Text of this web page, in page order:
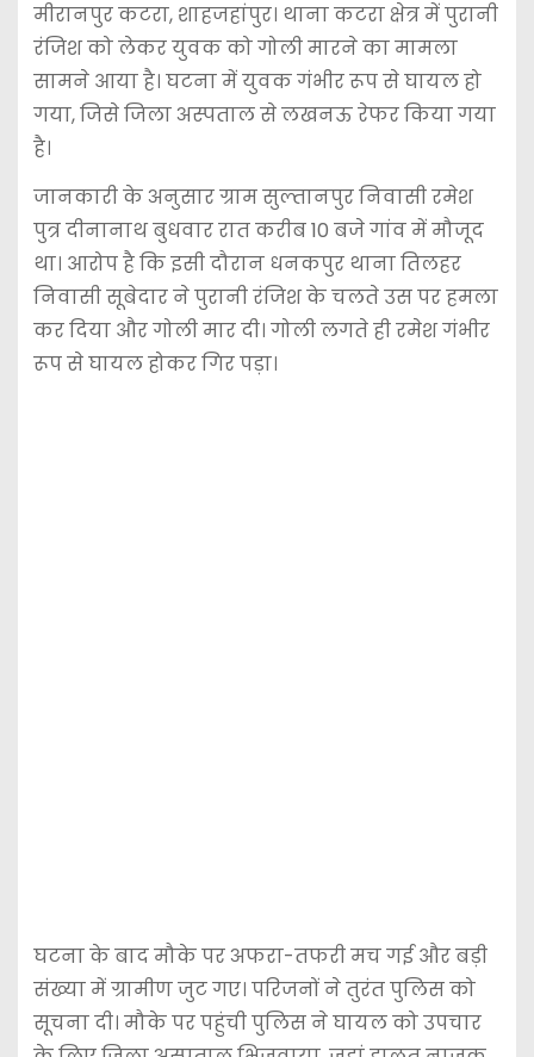
मीरानपुर कटरा, शाहजहांपुर। थाना कटरा क्षेत्र में पुरानी
रंजिश को लेकर युवक को गोली मारने का मामला
सामने आया है। घटना में युवक गंभीर रूप से घायल हो
गया, जिसे जिला अस्पताल से लखनऊ रेफर किया गया
है।
जानकारी के अनुसार ग्राम सुल्तानपुर निवासी रमेश
पुत्र दीनानाथ बुधवार रात करीब 10 बजे गांव में मौजूद
था। आरोप है कि इसी दौरान धनकपुर थाना तिलहर
निवासी सूबेदार ने पुरानी रंजिश के चलते उस पर हमला
कर दिया और गोली मार दी। गोली लगते ही रमेश गंभीर
रूप से घायल होकर गिर पड़ा।
घटना के बाद मौके पर अफरा-तफरी मच गई और बड़ी
संख्या में ग्रामीण जुट गए। परिजनों ने तुरंत पुलिस को
सूचना दी। मौके पर पहुंची पुलिस ने घायल को उपचार